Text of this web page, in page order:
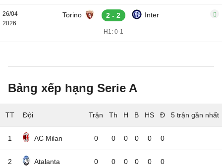
26/04
2026
Torino 2 - 2 Inter
H1: 0-1
Bảng xếp hạng Serie A
TT Đội 5 trận gần nhất
1 AC Milan 0 0 0 0 0 0
2 Atalanta 0 0 0 0 0 0